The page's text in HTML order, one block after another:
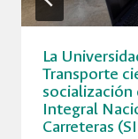
La
Transporte
Integral
Carreteras